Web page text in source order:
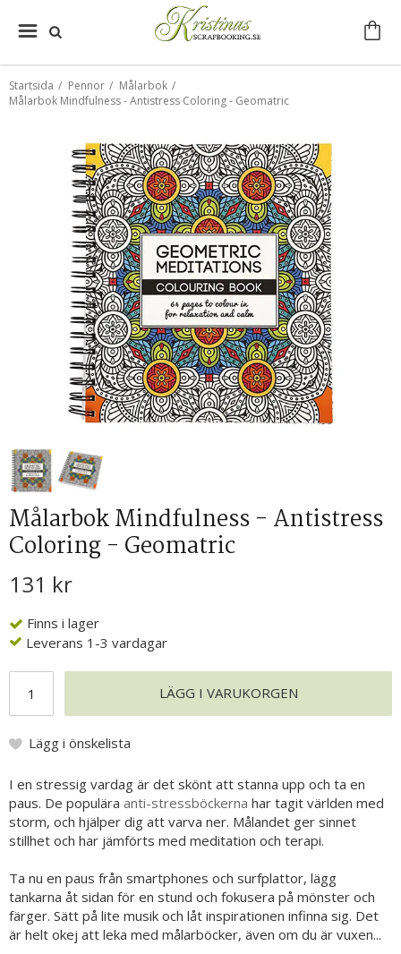
Startsida / Pennor / Målarbok /
Målarbok Mindfulness - Antistress Coloring - Geomatric
Målarbok Mindfulness - Antistress
Coloring - Geomatric
131 kr
Finns i lager
Leverans 1-3 vardagar
LÄGG I VARUKORGEN
Lägg i önskelista
I en stressig vardag är det skönt att stanna upp och ta en
paus. De populära anti-stressböckerna har tagit världen med
storm, och hjälper dig att varva ner. Målandet ger sinnet
stillhet och har jämförts med meditation och terapi.
Ta nu en paus från smartphones och surfplattor, lägg
tankarna åt sidan för en stund och fokusera på mönster och
färger. Sätt på lite musik och låt inspirationen infinna sig. Det
är helt okej att leka med målarböcker, även om du är vuxen...